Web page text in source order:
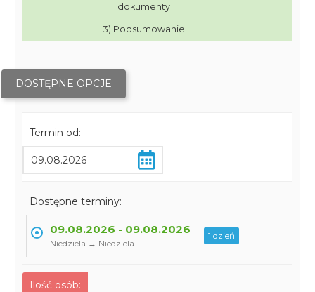
dokumenty
3) Podsumowanie
DOSTĘPNE OPCJE
Termin od:
Dostępne terminy:
09.08.2026 - 09.08.2026
Niedziela → Niedziela
1 dzień
Ilość osób: